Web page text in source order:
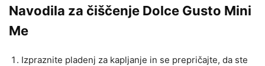
Navodila za čiščenje Dolce Gusto Mini
Me
Izpraznite pladenj za kapljanje in se prepričajte, da ste